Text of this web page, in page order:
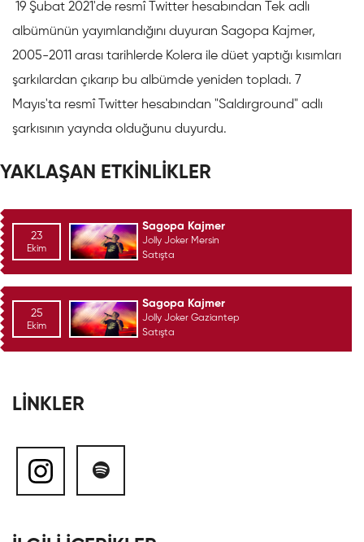
19 Şubat 2021'de resmî Twitter hesabından Tek adlı
albümünün yayımlandığını duyuran Sagopa Kajmer,
2005-2011 arası tarihlerde Kolera ile düet yaptığı kısımları
şarkılardan çıkarıp bu albümde yeniden topladı. 7
Mayıs'ta resmî Twitter hesabından "Saldırground" adlı
şarkısının yaynda olduğunu duyurdu.
YAKLAŞAN ETKİNLİKLER
Sagopa Kajmer
Jolly Joker Mersin
Satışta
23
Ekim
Sagopa Kajmer
Jolly Joker Gaziantep
Satışta
25
Ekim
LİNKLER